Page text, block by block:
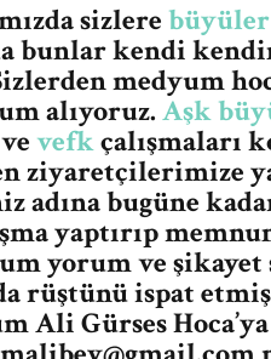
sizlerebüyüler
bunlar kendi
medyum
alıyoruz.Aşk
vefkçalışmaları
ziyaretçilerimize
adına bugüne
yaptırıp
yorum ve şikayet
rüştünü ispat
Ali Gürses Hoca’ya